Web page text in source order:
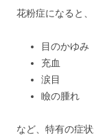
花粉症になると、
目のかゆみ
充血
涙目
瞼の腫れ
など、特有の症